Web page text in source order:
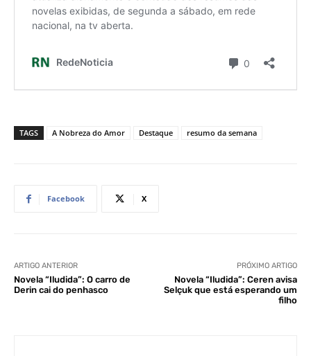
TAGS A Nobreza do Amor Destaque resumo da semana
Facebook X
ARTIGO ANTERIOR
Novela “Iludida”: O carro de
Derin cai do penhasco
PRÓXIMO ARTIGO
Novela “Iludida”: Ceren avisa
Selçuk que está esperando um
filho